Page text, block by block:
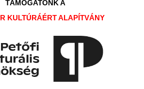
TÁMOGATÓNK A
KULTÚRÁÉRT ALAPÍTVÁNY